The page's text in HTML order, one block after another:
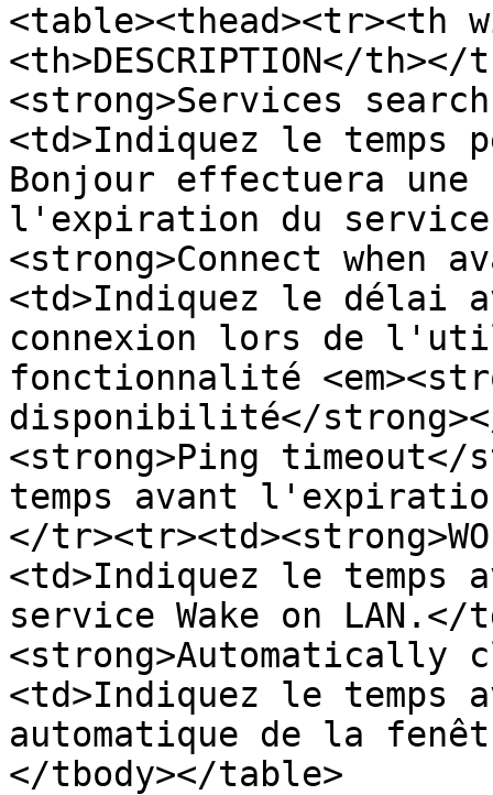
<table><thead><tr><th
<th>DESCRIPTION</
<strong>Services
<td>Indiquez le temps
Bonjour effectuera une
l'expiration du
<strong>Connect when
<td>Indiquez le délai
connexion lors de
fonctionnalité
disponibilité</
<strong>Ping timeout</
temps avant
</
<td>Indiquez le
service Wake on
<strong>Automatically
<td>Indiquez le temps
automatique de la
</tbody></table>